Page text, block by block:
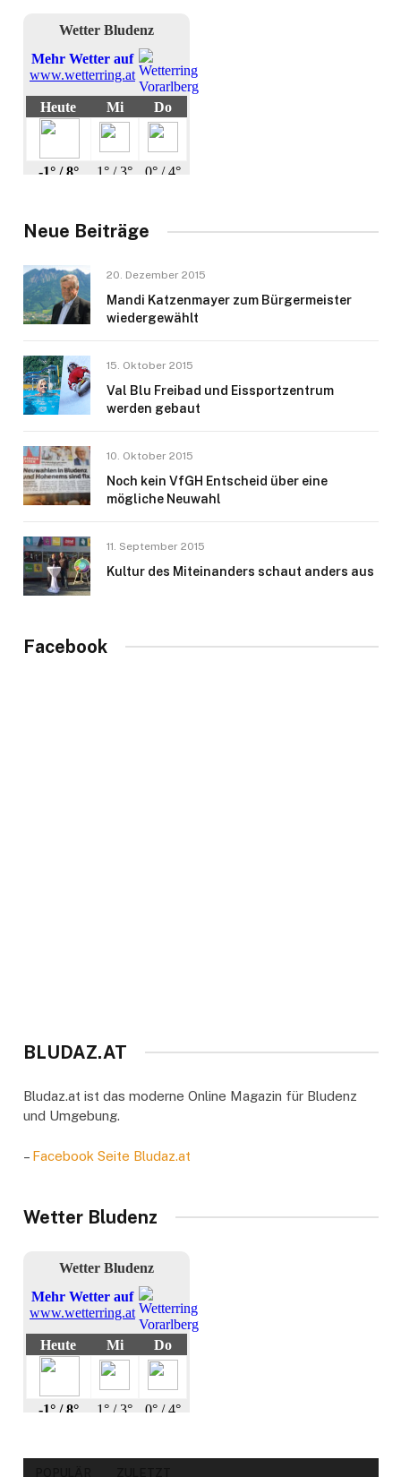
Neue Beiträge
20. Dezember 2015
Mandi Katzenmayer zum Bürgermeister
wiedergewählt
15. Oktober 2015
Val Blu Freibad und Eissportzentrum
werden gebaut
10. Oktober 2015
Noch kein VfGH Entscheid über eine
mögliche Neuwahl
11. September 2015
Kultur des Miteinanders schaut anders aus
Facebook
BLUDAZ.AT
Bludaz.at ist das moderne Online Magazin für Bludenz
und Umgebung.
– Facebook Seite Bludaz.at
Wetter Bludenz